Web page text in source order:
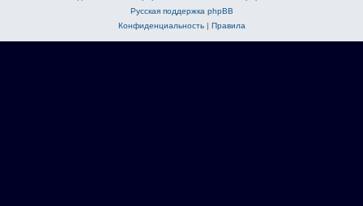
Русская поддержка phpBB
Конфиденциальность| Правила